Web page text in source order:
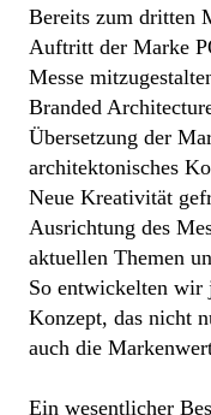
Bereits zum dritten
Auftritt der Marke
Messe
Branded
Übersetzung der
architektonisches
Neue Kreativität
Ausrichtung des
aktuellen Themen
So entwickelten wir
Konzept, das nicht
auch die
Ein wesentlicher